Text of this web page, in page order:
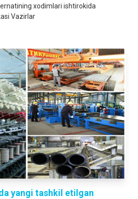
xodimlari ishtirokida
Vazirlar
yangi tashkil etilgan